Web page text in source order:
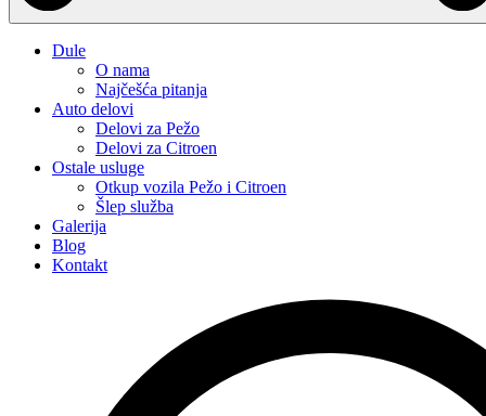
Dule
O nama
Najčešća pitanja
Auto delovi
Delovi za Pežo
Delovi za Citroen
Ostale usluge
Otkup vozila Pežo i Citroen
Šlep služba
Galerija
Blog
Kontakt